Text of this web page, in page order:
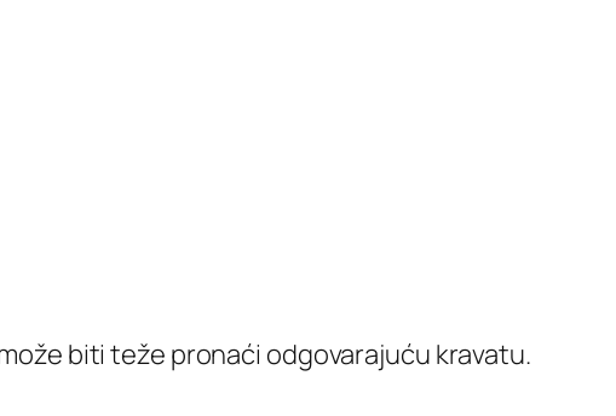
biti teže pronaći odgovarajuću kravatu.